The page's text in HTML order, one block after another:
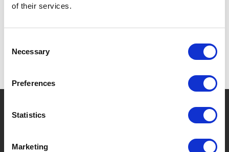
of their services.
Selection
Necessary
Preferences
Statistics
Marketing